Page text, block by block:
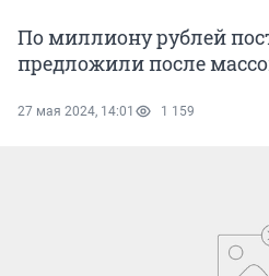
По миллиону рублей
предложили после
27 мая 2024, 14:01 1 159